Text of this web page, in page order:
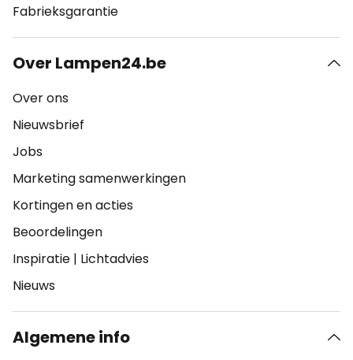
Fabrieksgarantie
Over Lampen24.be
Over ons
Nieuwsbrief
Jobs
Marketing samenwerkingen
Kortingen en acties
Beoordelingen
Inspiratie | Lichtadvies
Nieuws
Algemene info